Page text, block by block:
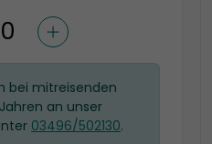
bei mitreisenden
an unser
03496/502130.